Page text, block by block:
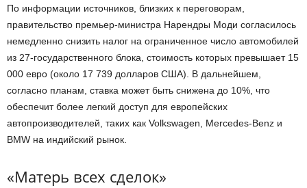
По информации источников, близких к переговорам,
правительство премьер-министра Нарендры Моди согласилось
немедленно снизить налог на ограниченное число автомобилей
из 27-государственного блока, стоимость которых превышает 15
000 евро (около 17 739 долларов США). В дальнейшем,
согласно планам, ставка может быть снижена до 10%, что
обеспечит более легкий доступ для европейских
автопроизводителей, таких как Volkswagen, Mercedes-Benz и
BMW на индийский рынок.
«Матерь всех сделок»